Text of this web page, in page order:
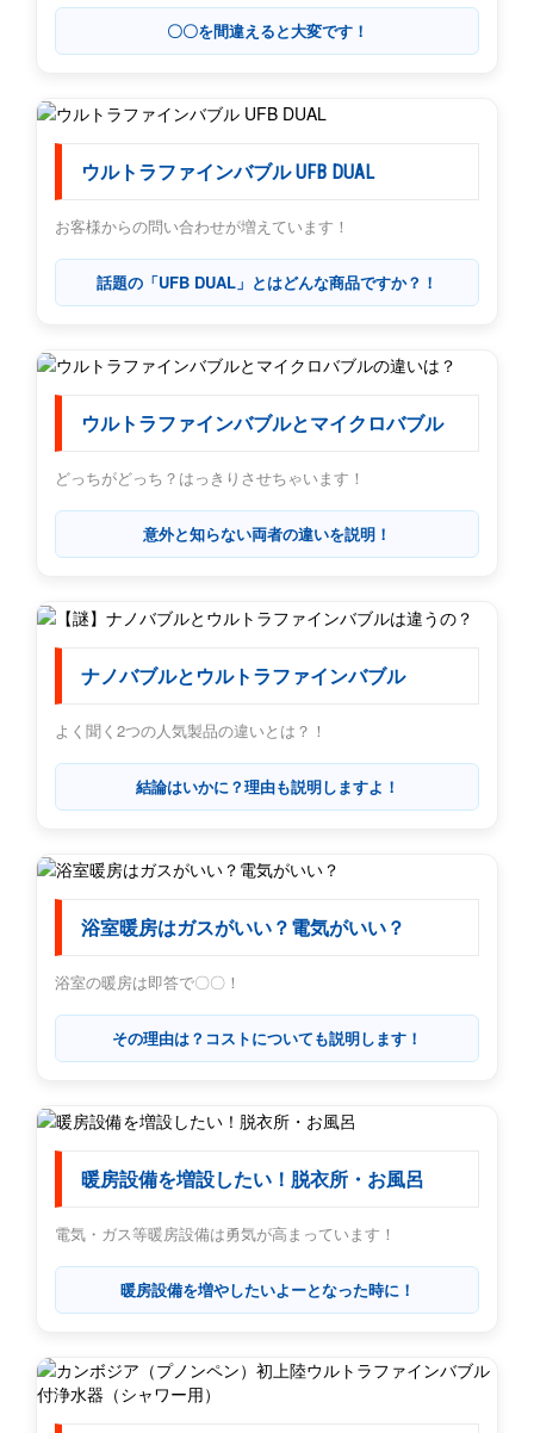
〇〇を間違えると大変です！
ウルトラファインバブル UFB DUAL
お客様からの問い合わせが増えています！
話題の「UFB DUAL」とはどんな商品ですか？！
ウルトラファインバブルとマイクロバブル
どっちがどっち？はっきりさせちゃいます！
意外と知らない両者の違いを説明！
ナノバブルとウルトラファインバブル
よく聞く2つの人気製品の違いとは？！
結論はいかに？理由も説明しますよ！
浴室暖房はガスがいい？電気がいい？
浴室の暖房は即答で〇〇！
その理由は？コストについても説明します！
暖房設備を増設したい！脱衣所・お風呂
電気・ガス等暖房設備は勇気が高まっています！
暖房設備を増やしたいよーとなった時に！